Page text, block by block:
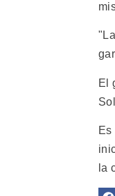
El
la